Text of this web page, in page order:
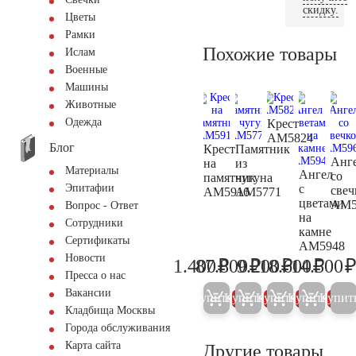
Цветы
Рамки
Ислам
Военные
Машины
Животные
Одежда
Блог
Материалы
Эпитафии
Вопрос - Ответ
Сотрудники
Сертификаты
Новости
Пресса о нас
Вакансии
Кладбища Москвы
Города обслуживания
Карта сайта
скидку.
Похожие товары
Крест
на
памятник
AM5916
1.500
1.400₽
Купить 5%
Памятник
из
чугуна
AM5771
92.400
87.800₽
Купить 5%
Крест
AM5824
9.700
9.200₽
Купить 5%
Ангел
с
цветами
на
камне
AM5948
18.600₽
Купить 5%
со
14.500₽
Другие товары